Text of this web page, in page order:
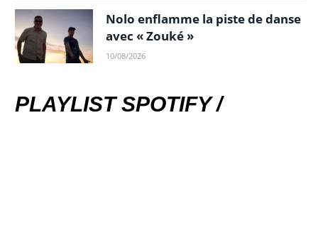
Nolo enflamme la piste de danse
avec « Zouké »
10/08/2026
PLAYLIST SPOTIFY /